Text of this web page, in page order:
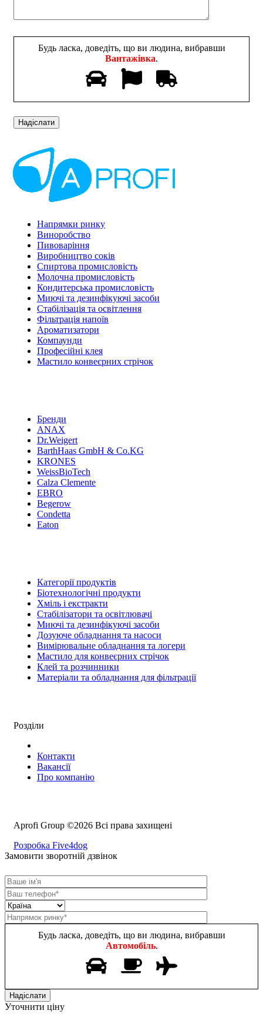
Будь ласка, доведіть, що ви людина, вибравши
Вантажівка.
Напрямки ринку
Виноробство
Пивоваріння
Виробництво соків
Спиртова промисловість
Молочна промисловість
Кондитерська промисловість
Миючі та дезинфікуючі засоби
Стабілізація та освітлення
Фільтрація напоїв
Ароматизатори
Компаунди
Професійні клея
Мастило конвеєрних стрічок
Бренди
ANAX
Dr.Weigert
BarthHaas GmbH & Co.KG
KRONES
WeissBioTech
Calza Clemente
EBRO
Begerow
Condetta
Eaton
Категорії продуктів
Біотехнологічні продукти
Хміль і екстракти
Стабілізатори та освітлювачі
Миючі та дезинфікуючі засоби
Дозуюче обладнання та насоси
Вимірювальне обладнання та логери
Мастило для конвеєрних стрічок
Клей та розчинники
Матеріали та обладнання для фільтрації
Розділи
Контакти
Вакансії
Про компанію
Aprofi Group ©2026 Всі права захищені
Розробка Five4dog
Замовити зворотній дзвінок
Будь ласка, доведіть, що ви людина, вибравши
Автомобіль.
Уточнити ціну